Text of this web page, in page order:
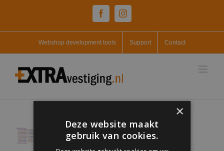
FacebookInstagram
Webshop development tools Support Contact
×
Deze website maakt
gebruik van cookies.